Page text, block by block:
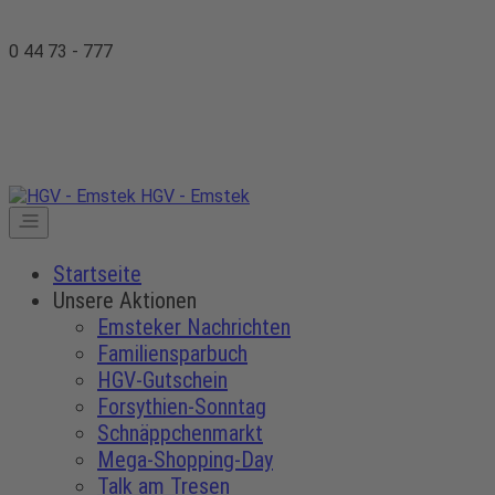
0 44 73 - 777
HGV - Emstek
Startseite
Unsere Aktionen
Emsteker Nachrichten
Familiensparbuch
HGV-Gutschein
Forsythien-Sonntag
Schnäppchenmarkt
Mega-Shopping-Day
Talk am Tresen